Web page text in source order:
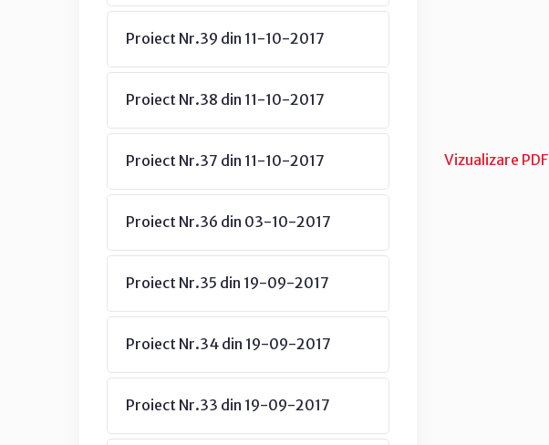
Proiect Nr.39 din 11-10-2017
Proiect Nr.38 din 11-10-2017
Proiect Nr.37 din 11-10-2017
Proiect Nr.36 din 03-10-2017
Proiect Nr.35 din 19-09-2017
Proiect Nr.34 din 19-09-2017
Proiect Nr.33 din 19-09-2017
Vizualizare PDF